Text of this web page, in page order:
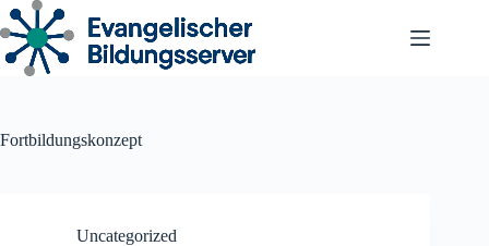
Zum
Inhalt
springen
Fortbildungskonzept
Uncategorized